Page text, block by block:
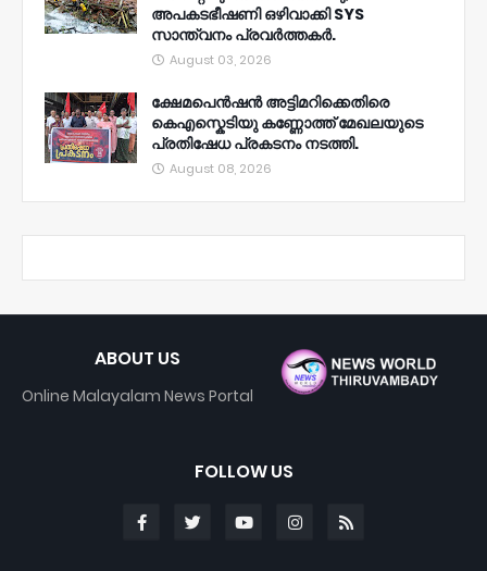
അപകടഭീഷണി ഒഴിവാക്കി SYS
സാന്ത്വനം പ്രവർത്തകർ.
August 03, 2026
ക്ഷേമപെൻഷൻ അട്ടിമറിക്കെതിരെ
കെഎസ്കെടിയു കണ്ണോത്ത് മേഖലയുടെ
പ്രതിഷേധ പ്രകടനം നടത്തി.
August 08, 2026
ABOUT US
Online Malayalam News Portal
FOLLOW US